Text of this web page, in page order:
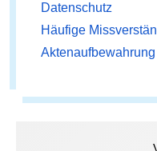
Datenschutz
Häufige
Aktenaufbewahrung